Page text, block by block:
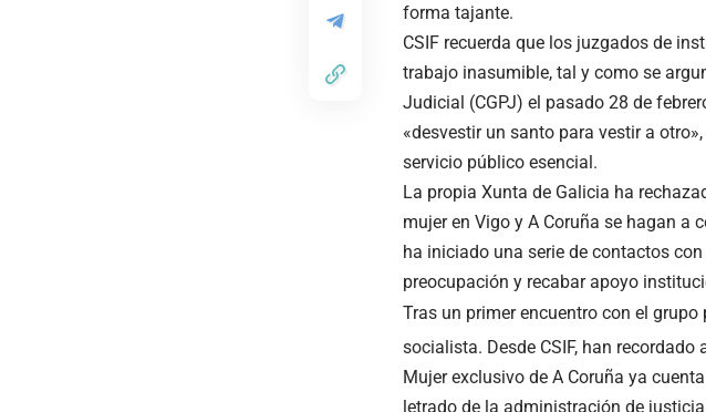
forma tajante.
CSIF recuerda que los juzgados de
trabajo inasumible, tal y como se
Judicial (CGPJ) el pasado 28 de
«desvestir un santo para vestir a
servicio público esencial.
La propia Xunta de Galicia ha
mujer en Vigo y A Coruña se hagan a
ha iniciado una serie de contactos
preocupación y recabar apoyo
Tras un primer encuentro con el
socialista. Desde CSIF, han
Mujer exclusivo de A Coruña ya
letrado de la administración de